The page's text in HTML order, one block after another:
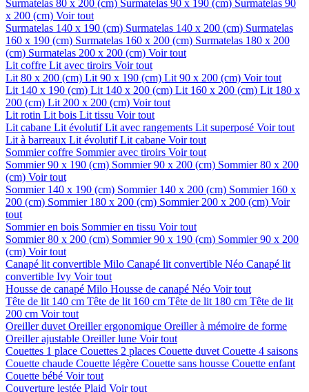
Surmatelas 80 x 200 (cm) Surmatelas 90 x 190 (cm) Surmatelas 90
x 200 (cm) Voir tout
Surmatelas 140 x 190 (cm) Surmatelas 140 x 200 (cm) Surmatelas
160 x 190 (cm) Surmatelas 160 x 200 (cm) Surmatelas 180 x 200
(cm) Surmatelas 200 x 200 (cm) Voir tout
Lit coffre Lit avec tiroirs Voir tout
Lit 80 x 200 (cm) Lit 90 x 190 (cm) Lit 90 x 200 (cm) Voir tout
Lit 140 x 190 (cm) Lit 140 x 200 (cm) Lit 160 x 200 (cm) Lit 180 x
200 (cm) Lit 200 x 200 (cm) Voir tout
Lit rotin Lit bois Lit tissu Voir tout
Lit cabane Lit évolutifLit avec rangements Lit superposé Voir tout
Lit à barreaux Lit évolutifLit cabane Voir tout
Sommier coffre Sommier avec tiroirs Voir tout
Sommier 90 x 190 (cm) Sommier 90 x 200 (cm) Sommier 80 x 200
(cm) Voir tout
Sommier 140 x 190 (cm) Sommier 140 x 200 (cm) Sommier 160 x
200 (cm) Sommier 180 x 200 (cm) Sommier 200 x 200 (cm) Voir
tout
Sommier en bois Sommier en tissu Voir tout
Sommier 80 x 200 (cm) Sommier 90 x 190 (cm) Sommier 90 x 200
(cm) Voir tout
Canapé lit convertible Milo Canapé lit convertible Néo Canapé lit
convertible Ivy Voir tout
Housse de canapé Milo Housse de canapé Néo Voir tout
Tête de lit 140 cm Tête de lit 160 cm Tête de lit 180 cm Tête de lit
200 cm Voir tout
Oreiller duvet Oreiller ergonomique Oreiller à mémoire de forme
Oreiller ajustable Oreiller lune Voir tout
Couettes 1 place Couettes 2 places Couette duvet Couette 4 saisons
Couette chaude Couette légère Couette sans housse Couette enfant
Couette bébé Voir tout
Couverture lestée Plaid Voir tout